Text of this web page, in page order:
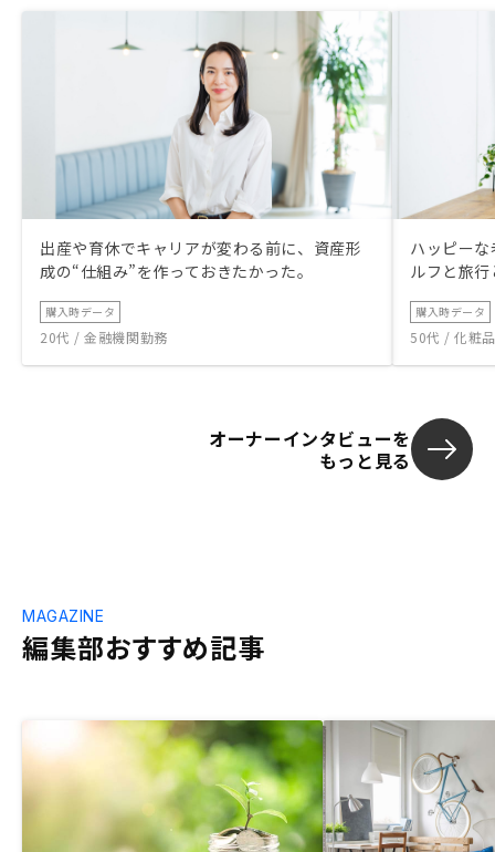
出産や育休でキャリアが変わる前に、資産形
成の“仕組み”を作っておきたかった。
購入時データ
20代 / 金融機関勤務
ハッピー
ルフと旅
購入時データ
50代 / 化粧
オーナーインタビューを
もっと見る
編集部おすすめ記事
MAGAZINE